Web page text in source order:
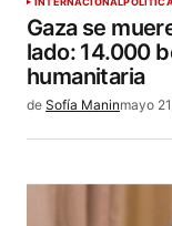
Gaza se
lado: 14.000
humanitaria
de Sofía Maninmayo